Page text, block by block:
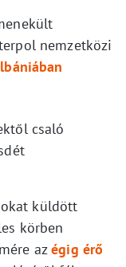
nemzetközi
csaló
küldött
körben
azégig érő